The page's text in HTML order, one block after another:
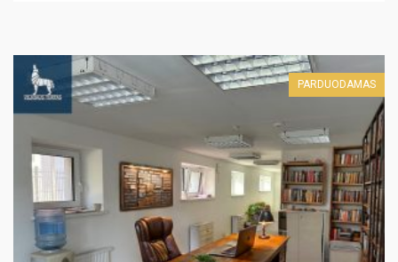
PARDUODAMAS